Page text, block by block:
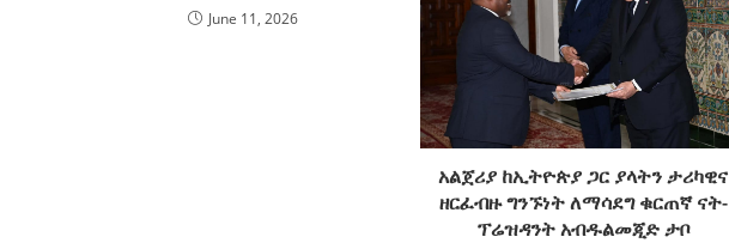
June 11, 2026
አልጀሪያ ከኢትዮጵያ ጋር ያላትን ታሪካዊና
ዘርፈብዙ ግንኙነት ለማሳደግ ቁርጠኛ ናት-
ፕሬዝዳንት አብዱልመጂድ ታቦ